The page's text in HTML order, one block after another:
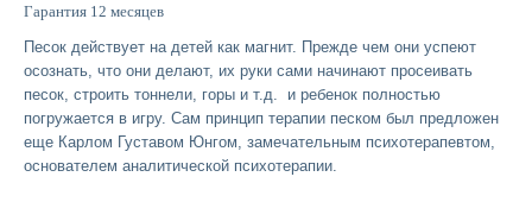
Гарантия 12 месяцев
Песок действует на детей как магнит. Прежде чем они успеют
осознать, что они делают, их руки сами начинают просеивать
песок, строить тоннели, горы и т.д. и ребенок полностью
погружается в игру. Сам принцип терапии песком был предложен
еще Карлом Густавом Юнгом, замечательным психотерапевтом,
основателем аналитической психотерапии.